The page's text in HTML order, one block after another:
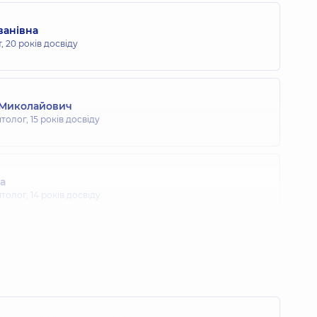
20 років досвіду
15 років досвіду
14 років досвіду